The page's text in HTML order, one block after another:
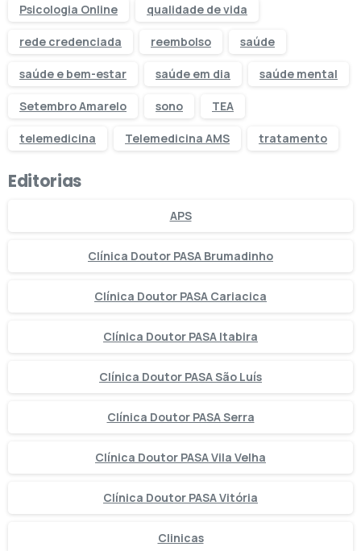
Psicologia Online qualidade de vida
rede credenciada reembolso saúde
saúde e bem-estar saúde em dia saúde mental
Setembro Amarelo sono TEA
telemedicina Telemedicina AMS tratamento
Editorias
APS
Clínica Doutor PASA Brumadinho
Clínica Doutor PASA Cariacica
Clínica Doutor PASA Itabira
Clínica Doutor PASA São Luís
Clínica Doutor PASA Serra
Clínica Doutor PASA Vila Velha
Clínica Doutor PASA Vitória
Clinicas